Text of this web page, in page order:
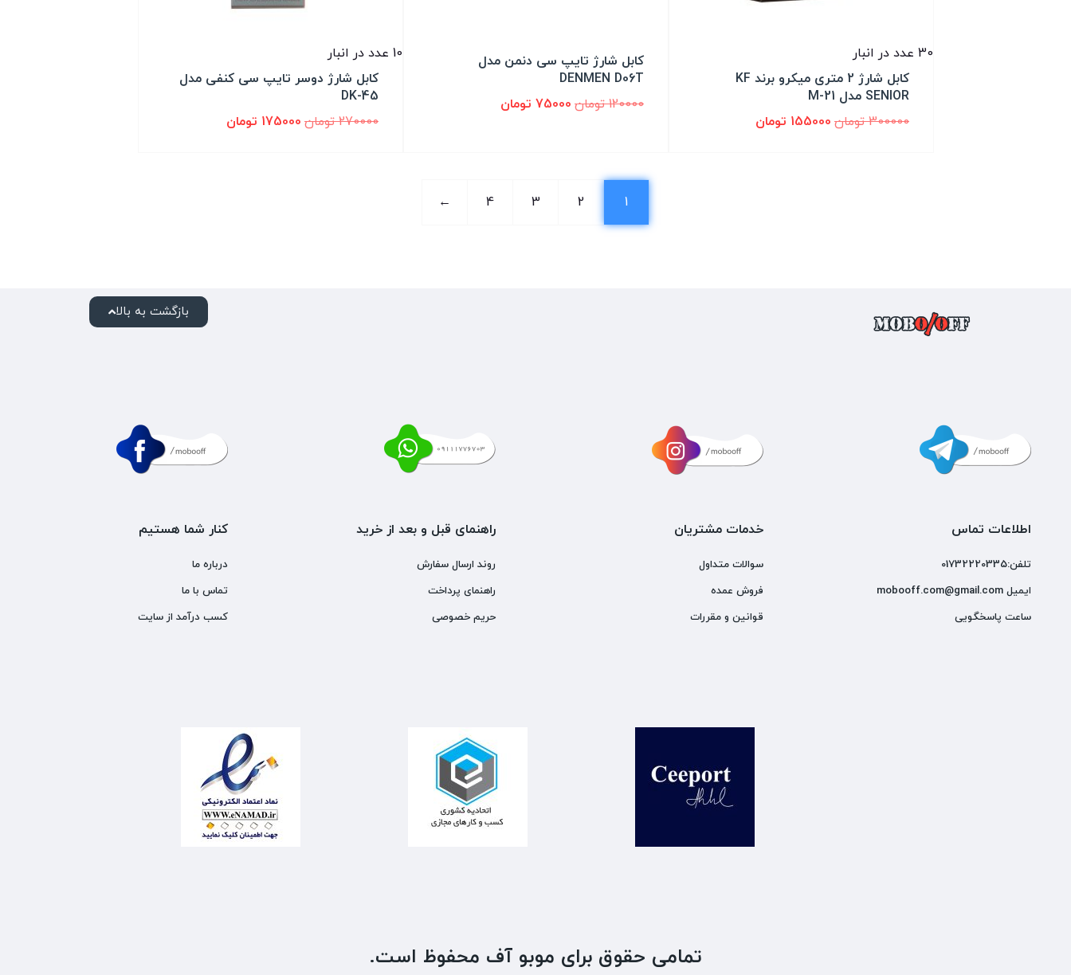
30 عدد در انبار
کابل شارژ 2 متری میکرو برند KF
SENIOR مدل M-21
300000 تومان 155000 تومان
کابل شارژ تایپ سی دنمن مدل
DENMEN D06T
120000 تومان 75000 تومان
10 عدد در انبار
کابل شارژ دوسر تایپ سی کنفی مدل
DK-45
270000 تومان 175000 تومان
1
2
3
4
←
بازگشت به بالا
اطلاعات تماس خدمات مشتریان راهنمای قبل و بعد از خرید کنار شما هستیم
تلفن:01732220335 سوالات متداول روند ارسال سفارش
درباره ما
ایمیل mobooff.com@gmail.com
فروش عمده راهنمای پرداخت
تماس با ما
ساعت پاسخگویی
قوانین و مقررات حریم خصوصی کسب درآمد از سایت
تمامی حقوق برای موبو آف محفوظ است.